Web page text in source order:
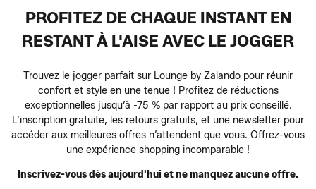
PROFITEZ DE CHAQUE INSTANT EN
RESTANT À L'AISE AVEC LE JOGGER
Trouvez le jogger parfait sur Lounge by Zalando pour réunir
confort et style en une tenue ! Profitez de réductions
exceptionnelles jusqu’à -75 % par rapport au prix conseillé.
L’inscription gratuite, les retours gratuits, et une newsletter pour
accéder aux meilleures offres n’attendent que vous. Offrez-vous
une expérience shopping incomparable !
Inscrivez-vous dès aujourd'hui et ne manquez aucune offre.